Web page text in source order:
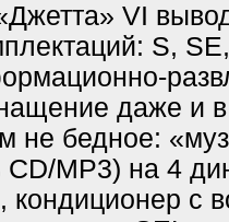
VI
S,
даже и
не бедное:
CD/MP3) на 4
кондиционер с